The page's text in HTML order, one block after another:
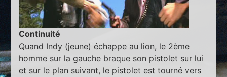
Continuité
Quand Indy (jeune) échappe au lion, le 2ème
homme sur la gauche braque son pistolet sur lui
et sur le plan suivant, le pistolet est tourné vers